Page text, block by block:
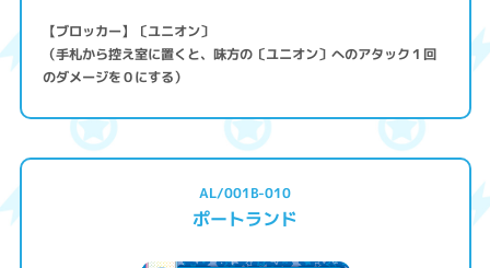
【ブロッカー】〔ユニオン〕
（手札から控え室に置くと、味方の〔ユニオン〕へのアタック１回
のダメージを０にする）
AL/001B-010
ポートランド